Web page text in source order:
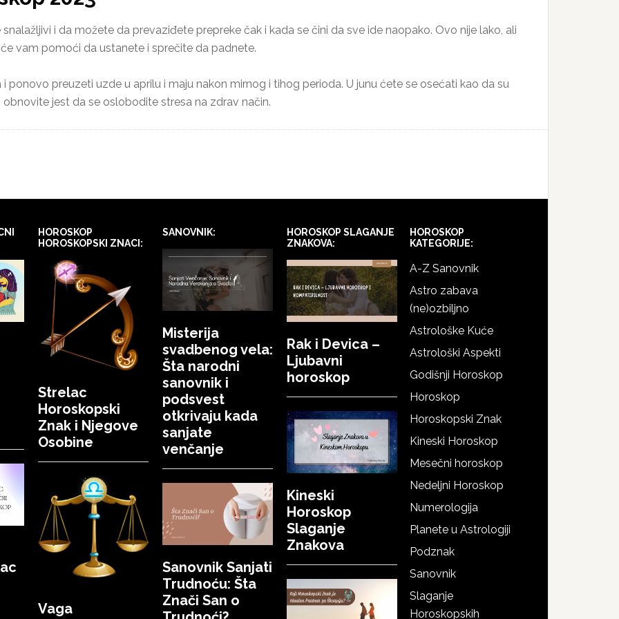
i da možete da prevaziđete prepreke čak i kada se čini da sve ide naopako. Ovo nije lako, ali
vam pomoći da ustanete i sprečite da padnete.
ponovo preuzeti uzde u aprilu i maju nakon mirnog i tihog perioda. U junu ćete se osećati kao da su
obnovite jest da se oslobodite stresa na zdrav način.
HOROSKOP
HOROSKOPSKI ZNACI:
Strelac
Horoskopski
Znak i Njegove
Osobine
Vaga
SANOVNIK:
Misterija
svadbenog vela:
Šta narodni
sanovnik i
podsvest
otkrivaju kada
sanjate
venčanje
Sanovnik Sanjati
Trudnoću: Šta
Znači San o
HOROSKOP SLAGANJE
ZNAKOVA:
Rak i Devica –
Ljubavni
horoskop
Kineski
Horoskop
Slaganje
Znakova
HOROSKOP
KATEGORIJE:
A-Z Sanovnik
Astro zabava
(ne)ozbiljno
Astrološke Kuće
Astrološki Aspekti
Godišnji Horoskop
Horoskop
Horoskopski Znak
Kineski Horoskop
Mesečni horoskop
Nedeljni Horoskop
Numerologija
Planete u Astrologiji
Podznak
Sanovnik
Slaganje
Horoskopskih